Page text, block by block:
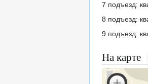
7 подъезд:
8 подъезд:
9 подъезд:
На карте